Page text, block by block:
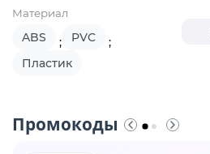
Материал
ABS ; PVC
;
Пластик
Промокоды